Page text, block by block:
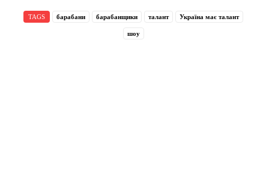
TAGS барабани барабанщики талант Україна має талант
шоу